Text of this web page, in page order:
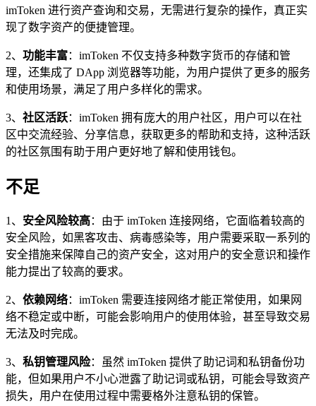
imToken 进行资产查询和交易，无需进行复杂的操作，真正实
现了数字资产的便捷管理。
2、 功能丰富：imToken 不仅支持多种数字货币的存储和管
理，还集成了 DApp 浏览器等功能，为用户提供了更多的服务
和使用场景，满足了用户多样化的需求。
3、 社区活跃：imToken 拥有庞大的用户社区，用户可以在社
区中交流经验、分享信息，获取更多的帮助和支持，这种活跃
的社区氛围有助于用户更好地了解和使用钱包。
不足
1、 安全风险较高：由于 imToken 连接网络，它面临着较高的
安全风险，如黑客攻击、病毒感染等，用户需要采取一系列的
安全措施来保障自己的资产安全，这对用户的安全意识和操作
能力提出了较高的要求。
2、 依赖网络：imToken 需要连接网络才能正常使用，如果网
络不稳定或中断，可能会影响用户的使用体验，甚至导致交易
无法及时完成。
3、 私钥管理风险：虽然 imToken 提供了助记词和私钥备份功
能，但如果用户不小心泄露了助记词或私钥，可能会导致资产
损失，用户在使用过程中需要格外注意私钥的保管。